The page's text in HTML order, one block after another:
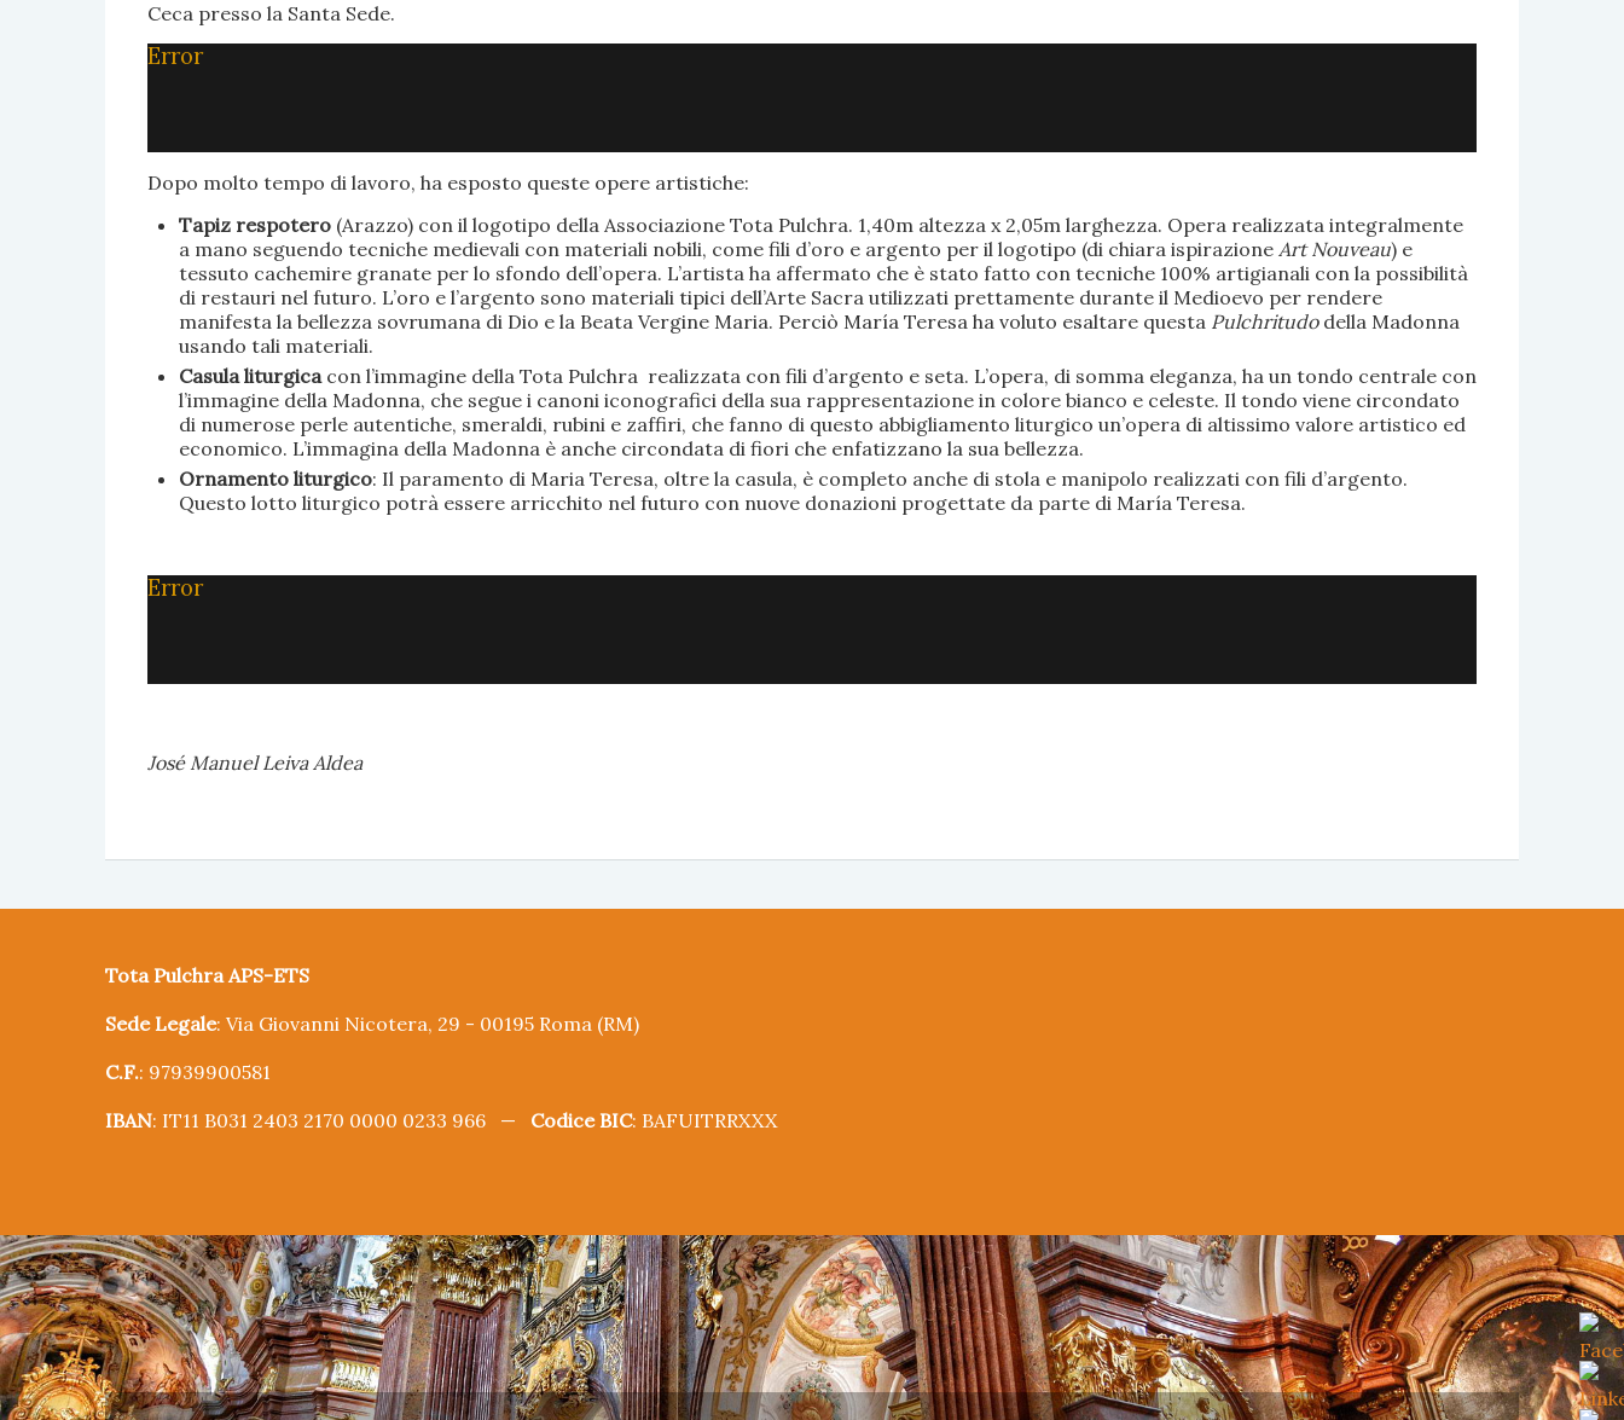
Ceca presso la Santa Sede.
Error
Dopo molto tempo di lavoro, ha esposto queste opere artistiche:
Tapiz respotero(Arazzo) con il logotipo della Associazione Tota Pulchra. 1,40m altezza x 2,05m larghezza. Opera realizzata integralmente
a mano seguendo tecniche medievali con materiali nobili, come fili d’oro e argento per il logotipo (di chiara ispirazione Art Nouveau) e
tessuto cachemire granate per lo sfondo dell’opera. L’artista ha affermato che è stato fatto con tecniche 100% artigianali con la possibilità
di restauri nel futuro. L’oro e l’argento sono materiali tipici dell’Arte Sacra utilizzati prettamente durante il Medioevo per rendere
manifesta la bellezza sovrumana di Dio e la Beata Vergine Maria. Perciò María Teresa ha voluto esaltare questa Pulchritudo della Madonna
usando tali materiali.
Casula liturgica con l’immagine della Tota Pulchra realizzata con fili d’argento e seta. L’opera, di somma eleganza, ha un tondo centrale con
l’immagine della Madonna, che segue i canoni iconografici della sua rappresentazione in colore bianco e celeste. Il tondo viene circondato
di numerose perle autentiche, smeraldi, rubini e zaffiri, che fanno di questo abbigliamento liturgico un’opera di altissimo valore artistico ed
economico. L’immagina della Madonna è anche circondata di fiori che enfatizzano la sua bellezza.
Ornamento liturgico: Il paramento di Maria Teresa, oltre la casula, è completo anche di stola e manipolo realizzati con fili d’argento.
Questo lotto liturgico potrà essere arricchito nel futuro con nuove donazioni progettate da parte di María Teresa.
Error
José Manuel Leiva Aldea
Tota Pulchra APS-ETS
Sede Legale: Via Giovanni Nicotera, 29 - 00195 Roma (RM)
C.F.: 97939900581
IBAN: IT11 B031 2403 2170 0000 0233 966 — Codice BIC: BAFUITRRXXX